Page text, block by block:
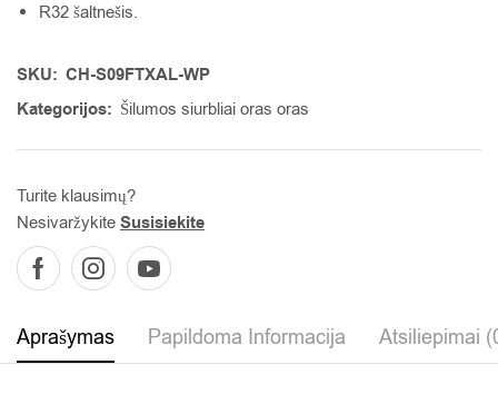
R32 šaltnešis.
SKU: CH-S09FTXAL-WP
Kategorijos: Šilumos siurbliai oras oras
Turite klausimų?
Nesivaržykite Susisiekite
Aprašymas Papildoma Informacija Atsiliepimai